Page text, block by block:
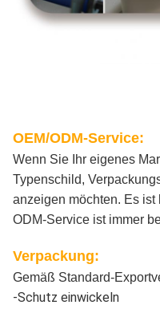
OEM/ODM-Service:
Wenn Sie Ihr eigenes
Typenschild,
anzeigen möchten. Es ist
ODM-Service ist immer
Verpackung:
Gemäß Standard-
-Schutz einwickeln